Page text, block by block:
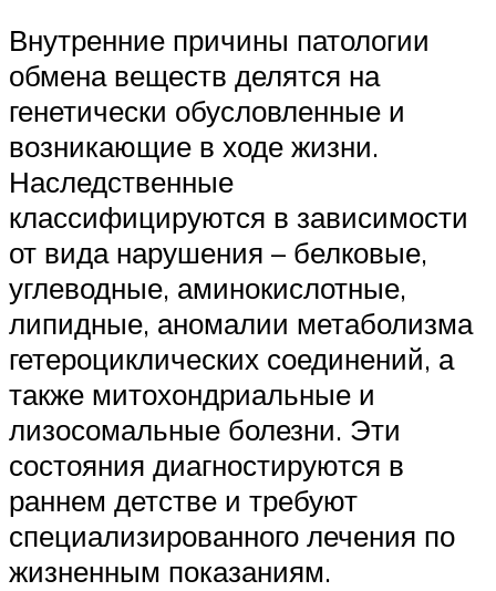
Внутренние причины патологии
обмена веществ делятся на
генетически обусловленные и
возникающие в ходе жизни.
Наследственные
классифицируются в зависимости
от вида нарушения – белковые,
углеводные, аминокислотные,
липидные, аномалии метаболизма
гетероциклических соединений, а
также митохондриальные и
лизосомальные болезни. Эти
состояния диагностируются в
раннем детстве и требуют
специализированного лечения по
жизненным показаниям.